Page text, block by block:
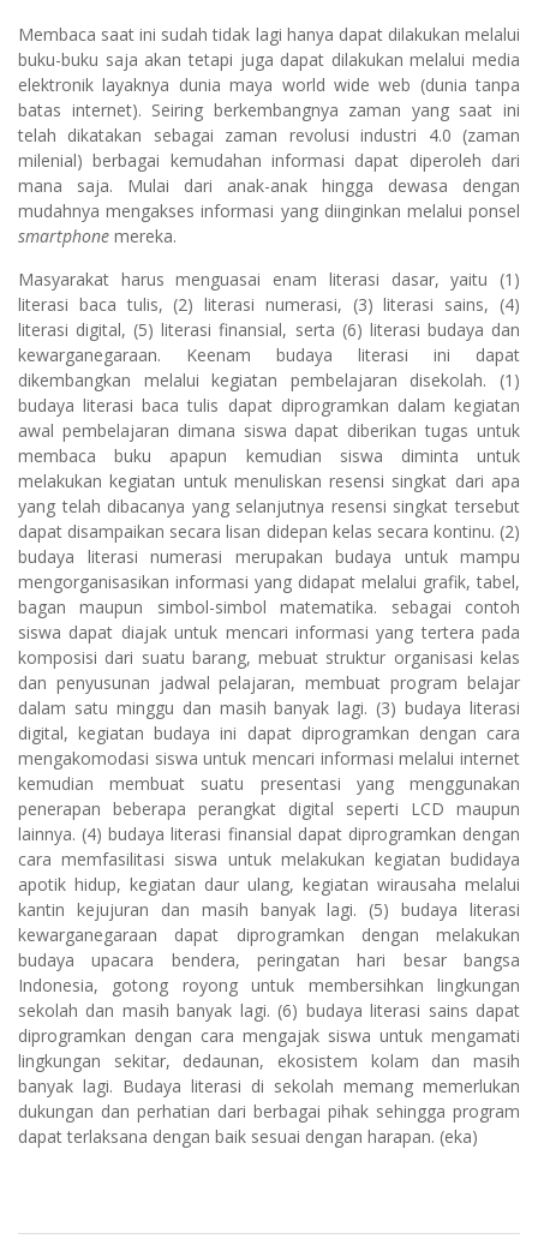
Membaca saat ini sudah tidak lagi hanya dapat dilakukan melalui
buku-buku saja akan tetapi juga dapat dilakukan melalui media
elektronik layaknya dunia maya world wide web (dunia tanpa
batas internet). Seiring berkembangnya zaman yang saat ini
telah dikatakan sebagai zaman revolusi industri 4.0 (zaman
milenial) berbagai kemudahan informasi dapat diperoleh dari
mana saja. Mulai dari anak-anak hingga dewasa dengan
mudahnya mengakses informasi yang diinginkan melalui ponsel
smartphone mereka.
Masyarakat harus menguasai enam literasi dasar, yaitu (1)
literasi baca tulis, (2) literasi numerasi, (3) literasi sains, (4)
literasi digital, (5) literasi finansial, serta (6) literasi budaya dan
kewarganegaraan. Keenam budaya literasi ini dapat
dikembangkan melalui kegiatan pembelajaran disekolah. (1)
budaya literasi baca tulis dapat diprogramkan dalam kegiatan
awal pembelajaran dimana siswa dapat diberikan tugas untuk
membaca buku apapun kemudian siswa diminta untuk
melakukan kegiatan untuk menuliskan resensi singkat dari apa
yang telah dibacanya yang selanjutnya resensi singkat tersebut
dapat disampaikan secara lisan didepan kelas secara kontinu. (2)
budaya literasi numerasi merupakan budaya untuk mampu
mengorganisasikan informasi yang didapat melalui grafik, tabel,
bagan maupun simbol-simbol matematika. sebagai contoh
siswa dapat diajak untuk mencari informasi yang tertera pada
komposisi dari suatu barang, mebuat struktur organisasi kelas
dan penyusunan jadwal pelajaran, membuat program belajar
dalam satu minggu dan masih banyak lagi. (3) budaya literasi
digital, kegiatan budaya ini dapat diprogramkan dengan cara
mengakomodasi siswa untuk mencari informasi melalui internet
kemudian membuat suatu presentasi yang menggunakan
penerapan beberapa perangkat digital seperti LCD maupun
lainnya. (4) budaya literasi finansial dapat diprogramkan dengan
cara memfasilitasi siswa untuk melakukan kegiatan budidaya
apotik hidup, kegiatan daur ulang, kegiatan wirausaha melalui
kantin kejujuran dan masih banyak lagi. (5) budaya literasi
kewarganegaraan dapat diprogramkan dengan melakukan
budaya upacara bendera, peringatan hari besar bangsa
Indonesia, gotong royong untuk membersihkan lingkungan
sekolah dan masih banyak lagi. (6) budaya literasi sains dapat
diprogramkan dengan cara mengajak siswa untuk mengamati
lingkungan sekitar, dedaunan, ekosistem kolam dan masih
banyak lagi. Budaya literasi di sekolah memang memerlukan
dukungan dan perhatian dari berbagai pihak sehingga program
dapat terlaksana dengan baik sesuai dengan harapan. (eka)